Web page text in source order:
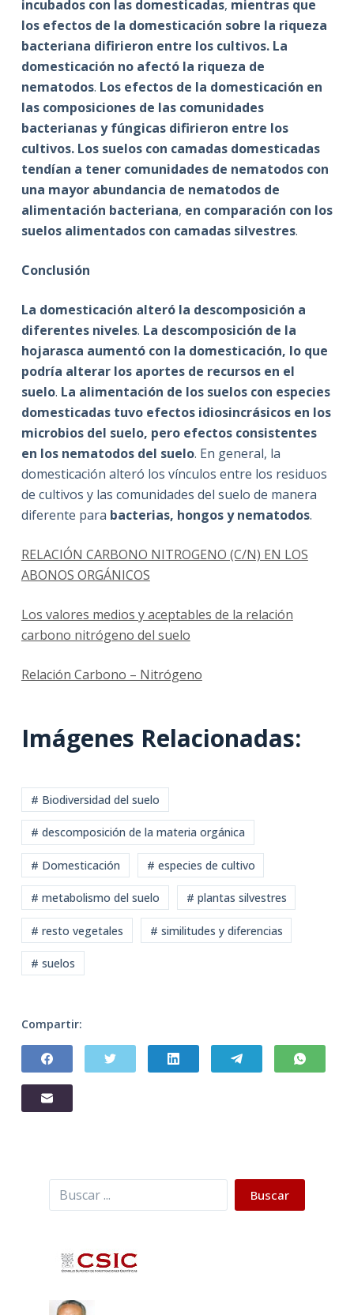
incubados con las domesticadas, mientras que
los efectos de la domesticación sobre la riqueza
bacteriana difirieron entre los cultivos. La
domesticación no afectó la riqueza de
nematodos. Los efectos de la domesticación en
las composiciones de las comunidades
bacterianas y fúngicas difirieron entre los
cultivos. Los suelos con camadas domesticadas
tendían a tener comunidades de nematodos con
una mayor abundancia de nematodos de
alimentación bacteriana, en comparación con los
suelos alimentados con camadas silvestres.
Conclusión
La domesticación alteró la descomposición a
diferentes niveles. La descomposición de la
hojarasca aumentó con la domesticación, lo que
podría alterar los aportes de recursos en el
suelo. La alimentación de los suelos con especies
domesticadas tuvo efectos idiosincrásicos en los
microbios del suelo, pero efectos consistentes
en los nematodos del suelo. En general, la
domesticación alteró los vínculos entre los residuos
de cultivos y las comunidades del suelo de manera
diferente para bacterias, hongos y nematodos.
RELACIÓN CARBONO NITROGENO (C/N) EN LOS
ABONOS ORGÁNICOS
Los valores medios y aceptables de la relación
carbono nitrógeno del suelo
Relación Carbono – Nitrógeno
Imágenes Relacionadas:
# Biodiversidad del suelo
# descomposición de la materia orgánica
# Domesticación # especies de cultivo
# metabolismo del suelo # plantas silvestres
# resto vegetales # similitudes y diferencias
# suelos
Compartir:
Buscar Buscar